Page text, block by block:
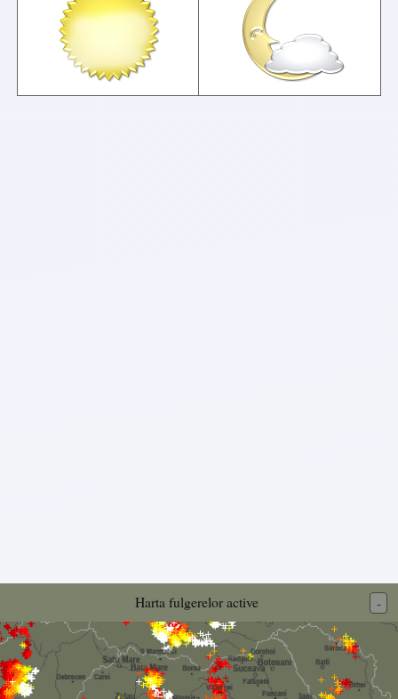
Harta fulgerelor active -